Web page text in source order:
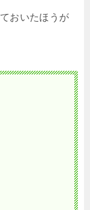
おいたほうが